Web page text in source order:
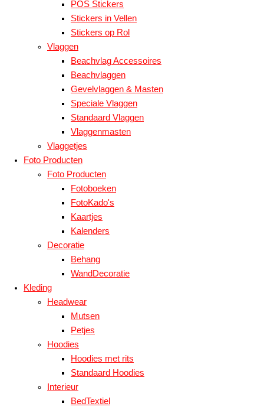
POS Stickers
Stickers in Vellen
Stickers op Rol
Vlaggen
Beachvlag Accessoires
Beachvlaggen
Gevelvlaggen & Masten
Speciale Vlaggen
Standaard Vlaggen
Vlaggenmasten
Vlaggetjes
Foto Producten
Foto Producten
Fotoboeken
FotoKado's
Kaartjes
Kalenders
Decoratie
Behang
WandDecoratie
Kleding
Headwear
Mutsen
Petjes
Hoodies
Hoodies met rits
Standaard Hoodies
Interieur
BedTextiel